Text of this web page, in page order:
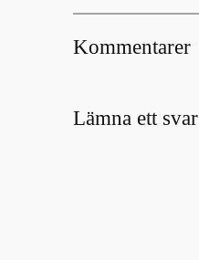
Kommentarer
Lämna ett svar